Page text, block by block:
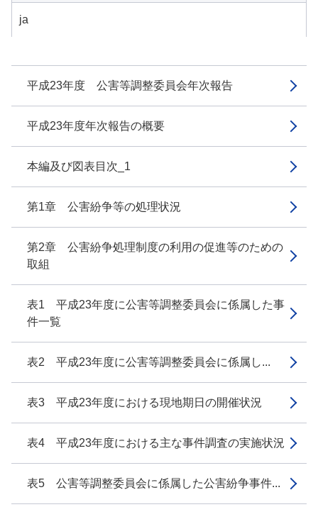
平成23年度 公害等調整委員会年次報告
平成23年度年次報告の概要
本編及び図表目次_1
第1章 公害紛争等の処理状況
第2章 公害紛争処理制度の利用の促進等のための
取組
表1 平成23年度に公害等調整委員会に係属した事
件一覧
表2 平成23年度に公害等調整委員会に係属し...
表3 平成23年度における現地期日の開催状況
表4 平成23年度における主な事件調査の実施状況
表5 公害等調整委員会に係属した公害紛争事件...
ja